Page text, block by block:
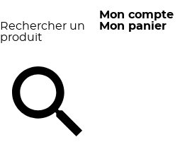
Rechercher un
produit
Mon compte
Mon panier